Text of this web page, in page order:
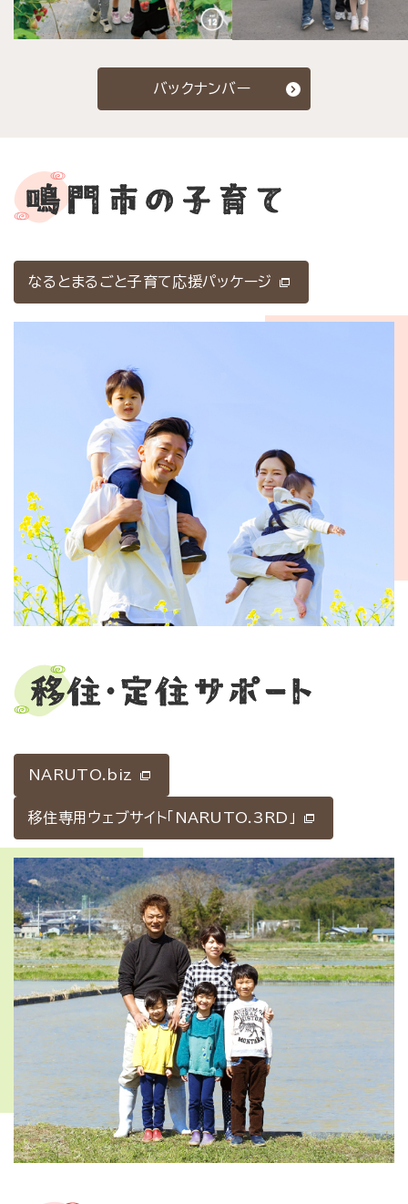
バックナンバー
なるとまるごと子育て応援パッケージ
NARUTO.biz
移住専用ウェブサイト「NARUTO.3RD」